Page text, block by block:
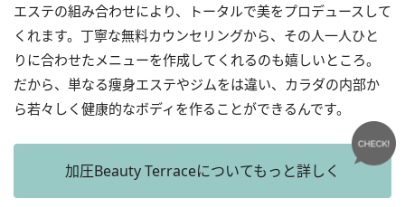
エステの組み合わせにより、トータルで美をプロデュースして
くれます。丁寧な無料カウンセリングから、その人一人ひと
りに合わせたメニューを作成してくれるのも嬉しいところ。
だから、単なる痩身エステやジムをは違い、カラダの内部か
ら若々しく健康的なボディを作ることができるんです。
加圧Beauty Terraceについてもっと詳しく